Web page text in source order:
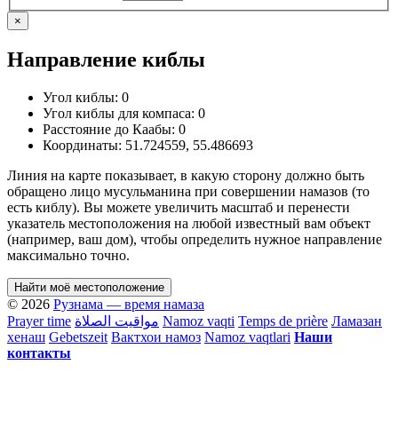
×
Направление киблы
Угол киблы: 0
Угол киблы для компаса: 0
Расстояние до Каабы: 0
Координаты: 51.724559, 55.486693
Линия на карте показывает, в какую сторону должно быть
обращено лицо мусульманина при совершении намазов (то
есть киблу). Вы можете увеличить масштаб и перенести
указатель местоположения на любой известный вам объект
(например, ваш дом), чтобы определить нужное направление
максимально точно.
Найти моё местоположение
© 2026 Рузнама — время намаза
Prayer time مواقيت الصلاة Namoz vaqti Temps de prière Ламазан
хенаш Gebetszeit Вактхои намоз Namoz vaqtlari Наши
контакты